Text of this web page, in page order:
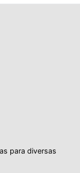
para diversas